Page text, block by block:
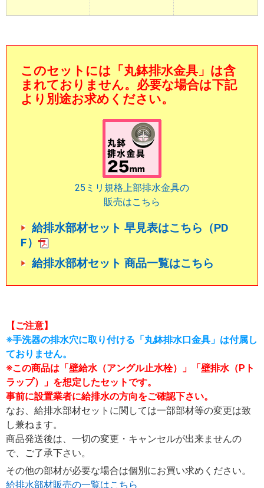
このセットには 「丸鉢排水金具」 は含
まれておりません。必要な場合は下記
より別途お求めください。
25ミリ規格上部排水金具の
販売はこちら
給排水部材セット 早見表はこちら（PD
F）
給排水部材セット 商品一覧はこちら
【ご注意】
※手洗器の排水穴に取り付ける 「丸鉢排水口金具」 は付属し
ておりません。
※この商品は「壁給水（アングル止水栓）」「壁排水（Pト
ラップ）」を想定したセットです。
事前に設置業者に給排水の方向をご確認下さい。
なお、給排水部材セットに関しては一部部材等の変更は致
し兼ねます。
商品発送後は、一切の変更・キャンセルが出来ませんの
で、ご了承下さい。
その他の部材が必要な場合は個別にお買い求めください。
給排水部材販売の一覧はこちら